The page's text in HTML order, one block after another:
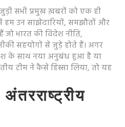
सभी प्रमुख ख़बरों को एक ही
उन साझेदारियों, समझौतों और
भारत की विदेश नीति,
सहयोगों से जुड़े होते हैं। अगर
के साथ नया अनुबंध हुआ है या
टीम ने कैसे हिस्सा लिया, तो यह